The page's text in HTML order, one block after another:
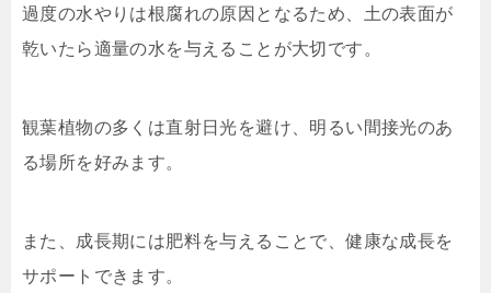
過度の水やりは根腐れの原因となるため、土の表面が
乾いたら適量の水を与えることが大切です。
観葉植物の多くは直射日光を避け、明るい間接光のあ
る場所を好みます。
また、成長期には肥料を与えることで、健康な成長を
サポートできます。